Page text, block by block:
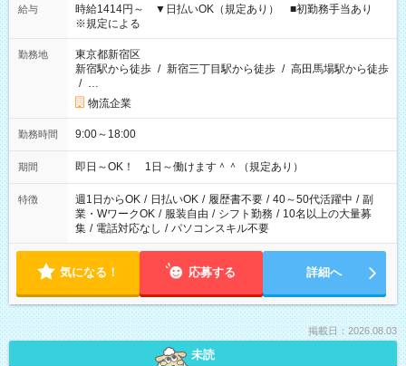
給与
時給1414円～ ▼日払いOK（規定あり） ■初勤務手当あり
※規定による
勤務地
東京都新宿区
新宿駅から徒歩 / 新宿三丁目駅から徒歩 / 高田馬場駅から徒歩
/ …
物流企業
勤務時間 9:00～18:00
期間 即日～OK！ 1日～働けます＾＾（規定あり）
特徴 週1日からOK / 日払いOK / 履歴書不要 / 40～50代活躍中 / 副
業・WワークOK / 服装自由 / シフト勤務 / 10名以上の大量募
集 / 電話対応なし / パソコンスキル不要
気になる！ 応募する 詳細へ
掲載日：2026.08.03
未読